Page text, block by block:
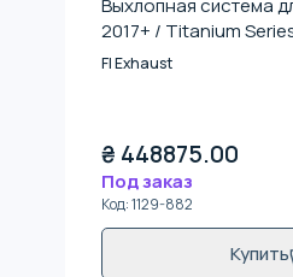
Выхлопная система
2017+ / Titanium
FI Exhaust
₴ 448875.00
Под заказ
Код:1129-882
Купить